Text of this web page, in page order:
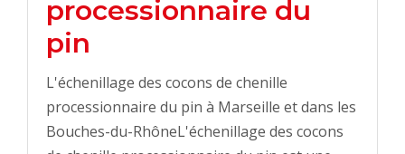
processionnaire du
pin
L'échenillage des cocons de chenille
processionnaire du pin à Marseille et dans les
Bouches-du-RhôneL'échenillage des cocons